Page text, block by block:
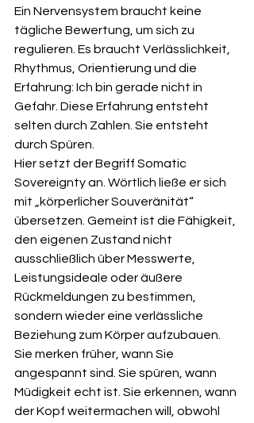
Ein Nervensystem braucht keine
tägliche Bewertung, um sich zu
regulieren. Es braucht Verlässlichkeit,
Rhythmus, Orientierung und die
Erfahrung: Ich bin gerade nicht in
Gefahr. Diese Erfahrung entsteht
selten durch Zahlen. Sie entsteht
durch Spüren.
Hier setzt der Begriff Somatic
Sovereignty an. Wörtlich ließe er sich
mit „körperlicher Souveränität“
übersetzen. Gemeint ist die Fähigkeit,
den eigenen Zustand nicht
ausschließlich über Messwerte,
Leistungsideale oder äußere
Rückmeldungen zu bestimmen,
sondern wieder eine verlässliche
Beziehung zum Körper aufzubauen.
Sie merken früher, wann Sie
angespannt sind. Sie spüren, wann
Müdigkeit echt ist. Sie erkennen, wann
der Kopf weitermachen will, obwohl